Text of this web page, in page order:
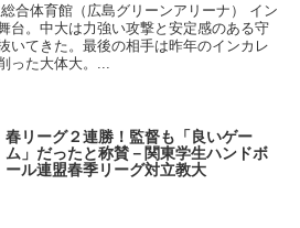
合体育館（広島グリーンアリーナ） イン
台。中大は力強い攻撃と安定感のある守
いてきた。最後の相手は昨年のインカレ
った大体大。...
春リーグ２連勝！監督も「良いゲー
ム」だったと称賛－関東学生ハンドボ
ール連盟春季リーグ対立教大